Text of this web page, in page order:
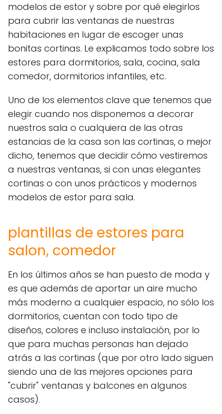
modelos de estor y sobre por qué elegirlos
para cubrir las ventanas de nuestras
habitaciones en lugar de escoger unas
bonitas cortinas. Le explicamos todo sobre los
estores para dormitorios, sala, cocina, sala
comedor, dormitorios infantiles, etc.
Uno de los elementos clave que tenemos que
elegir cuando nos disponemos a decorar
nuestros sala o cualquiera de las otras
estancias de la casa son las cortinas, o mejor
dicho, tenemos que decidir cómo vestiremos
a nuestras ventanas, si con unas elegantes
cortinas o con unos prácticos y modernos
modelos de estor para sala.
plantillas de estores para
salon, comedor
En los últimos años se han puesto de moda y
es que además de aportar un aire mucho
más moderno a cualquier espacio, no sólo los
dormitorios, cuentan con todo tipo de
diseños, colores e incluso instalación, por lo
que para muchas personas han dejado
atrás a las cortinas (que por otro lado siguen
siendo una de las mejores opciones para
"cubrir" ventanas y balcones en algunos
casos).